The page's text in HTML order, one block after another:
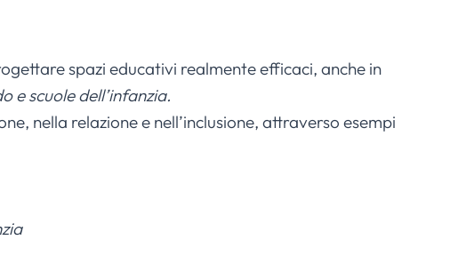
spazi educativi realmente efficaci, anche in
e scuole dell’infanzia.
nella relazione e nell’inclusione, attraverso esempi